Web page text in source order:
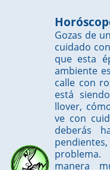
Gozas de
cuidado
que esta
ambiente
calle con
está
llover,
ve con
deberás
manera